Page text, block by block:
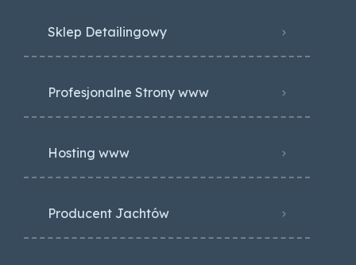
Sklep Detailingowy
Profesjonalne Strony www
Hosting www
Producent Jachtów